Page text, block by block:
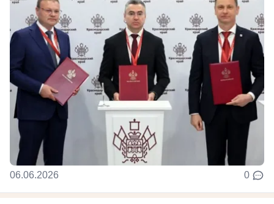
06.06.2026 0